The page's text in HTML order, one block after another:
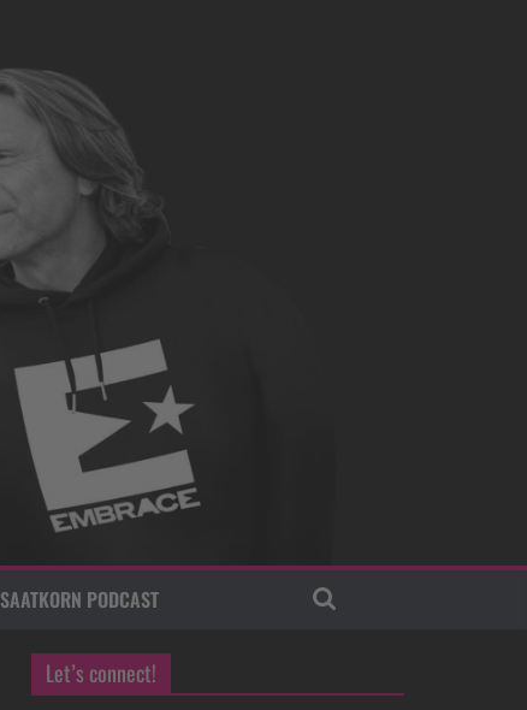
SAATKORN PODCAST
Let’s connect!